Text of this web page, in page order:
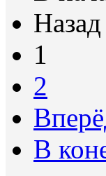
Назад
1
2
В